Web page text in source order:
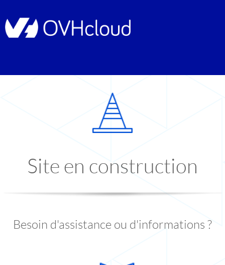
Site en construction
Besoin d'assistance ou d'informations ?